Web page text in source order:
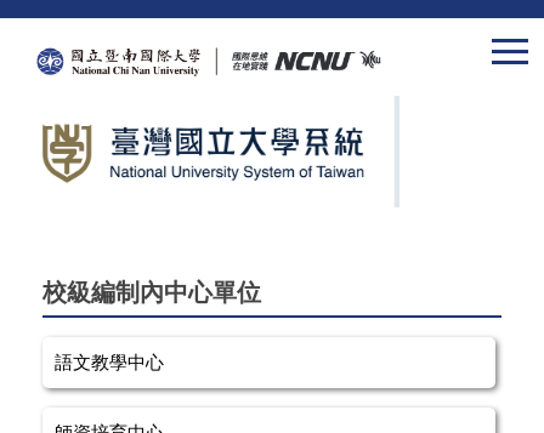
跳
校級編制內中心單位
語文教學中心